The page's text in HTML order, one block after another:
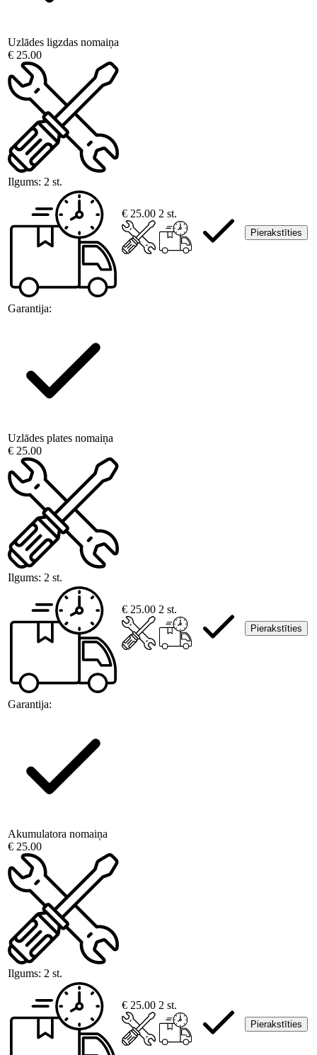
Uzlādes ligzdas nomaiņa
€ 25.00
Ilgums: 2 st.
Garantija:
€ 25.00 2 st.
Pierakstīties
Uzlādes plates nomaiņa
€ 25.00
Ilgums: 2 st.
Garantija:
€ 25.00 2 st.
Pierakstīties
Akumulatora nomaiņa
€ 25.00
Ilgums: 2 st.
€ 25.00 2 st.
Pierakstīties